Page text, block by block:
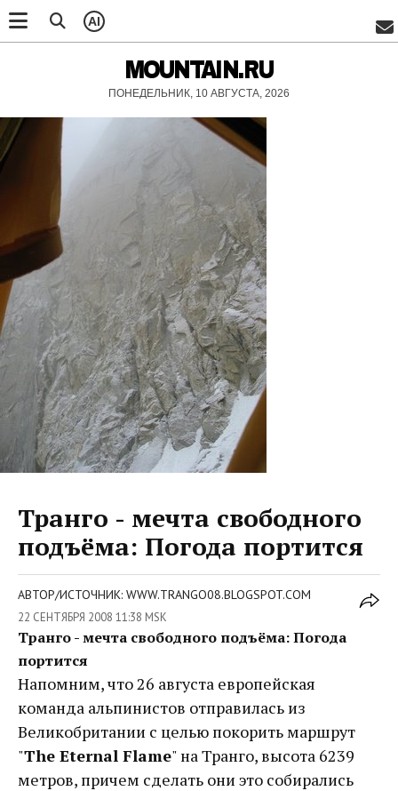
AI
MOUNTAIN.RU
ПОНЕДЕЛЬНИК, 10 АВГУСТА, 2026
Транго - мечта свободного
подъёма: Погода портится
АВТОР/ИСТОЧНИК: WWW.TRANGO08.BLOGSPOT.COM
22 СЕНТЯБРЯ 2008 11:38 MSK
Транго - мечта свободного подъёма: Погода
портится
Напомним, что 26 августа европейская
команда альпинистов отправилась из
Великобритании с целью покорить маршрут
"The Eternal Flame" на Транго, высота 6239
метров, причем сделать они это собирались